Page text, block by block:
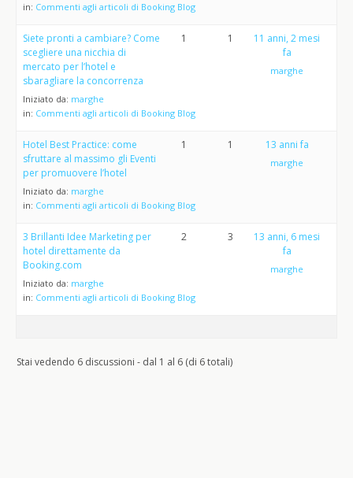
in: Commenti agli articoli di Booking Blog
Siete pronti a cambiare? Come
scegliere una nicchia di
mercato per l’hotel e
sbaragliare la concorrenza
Iniziato da: marghe
in: Commenti agli articoli di Booking Blog
1 1
11 anni, 2 mesi
fa
marghe
Hotel Best Practice: come
sfruttare al massimo gli Eventi
per promuovere l’hotel
Iniziato da: marghe
in: Commenti agli articoli di Booking Blog
1 1 13 anni fa
marghe
3 Brillanti Idee Marketing per
hotel direttamente da
Booking.com
Iniziato da: marghe
in: Commenti agli articoli di Booking Blog
2 3
13 anni, 6 mesi
fa
marghe
Stai vedendo 6 discussioni - dal 1 al 6 (di 6 totali)